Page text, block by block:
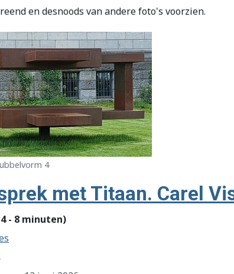
en desnoods van andere foto's voorzien.
4
met Titaan. Carel
- 8 minuten)